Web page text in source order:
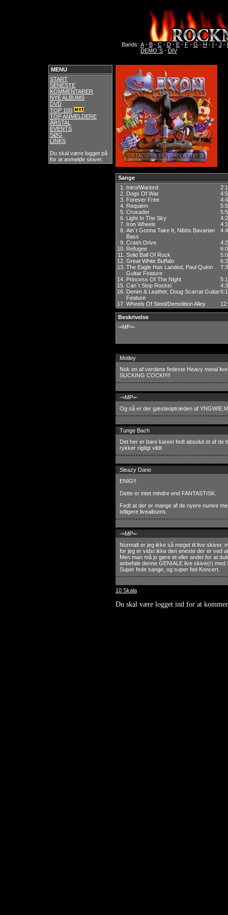
Bands: A- B- C- D- E- F- G - H - I - J -
DEMO´S- DIV
MENU
START
SENESTE
KOMMENTARER
NYE ALBUMS
DVD
TOP 100
TOP ANMELDERE
ÅRSTAL
EVENTS
SØG
LINKS
Du skal være logget på
for at anmelde skiver.
Sange
1. Intro/Warlord
2. Dogs Of War
3. Forever Free
4. Requiem
5. Crusader
6. Light In The Sky
7. Iron Wheels
8. Ain´t Gonna Take It, Nibbs Bavarian
Bass
9. Crash Drive
10. Refugee
11. Solid Ball Of Rock
12. Great White Buffalo
13. The Eagle Has Landed, Paul Quinn
Guitar Feature
14. Princess Of The Night
15. Can´t Stop Rockin´
16. Denim & Leather, Doug Scarrat Guitar
Feature
17. Wheels Of Steel/Demolition Alley
Beskrivelse
-=MP=-
Motley
Nok en af verdens fedeste Heavy metal
SUCKING COCK!!!!!
-=MP=-
Og så er der gæsteoptræden af YNGWIE.M
Tunge Bach
Det her er bare kanon fedt absolut et af de
rykker rigtigt vildt.
Sleazy Dane
ENIG!!
Dette er intet mindre end FANTASTISK.
Fedt at der er mange af de nyere numre
tidligere livealbums.
-=MP=-
Normalt er jeg ikke så meget til live skiver,
for jeg er vidst ikke den eneste der er ved
Men man må jo gøre et eller andet for at
anbefale denne GENIALE live skive(r) med
Super fede sange, og super fed Koncert.
10 Skala
Du skal være logget ind for at